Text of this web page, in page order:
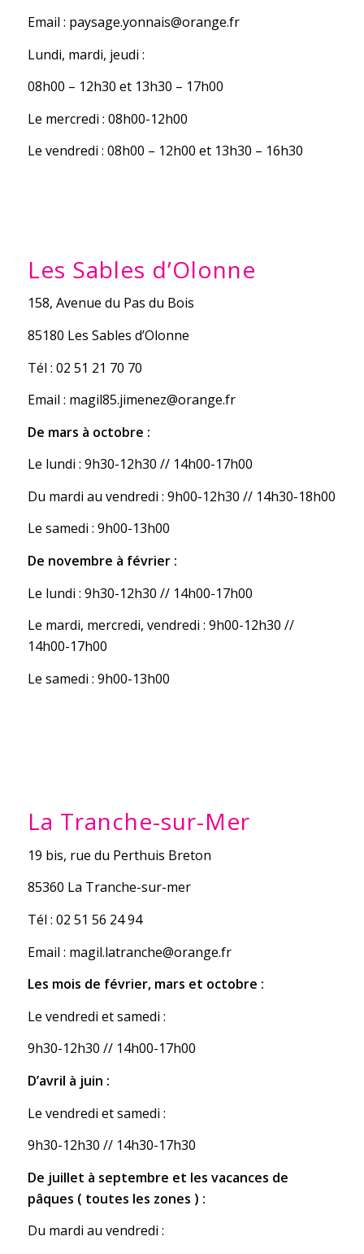
Email : paysage.yonnais@orange.fr
Lundi, mardi, jeudi :
08h00 – 12h30 et 13h30 – 17h00
Le mercredi : 08h00-12h00
Le vendredi : 08h00 – 12h00 et 13h30 – 16h30
Les Sables d’Olonne
158, Avenue du Pas du Bois
85180 Les Sables d’Olonne
Tél : 02 51 21 70 70
Email : magil85.jimenez@orange.fr
De mars à octobre :
Le lundi : 9h30-12h30 // 14h00-17h00
Du mardi au vendredi : 9h00-12h30 // 14h30-18h00
Le samedi : 9h00-13h00
De novembre à février :
Le lundi : 9h30-12h30 // 14h00-17h00
Le mardi, mercredi, vendredi : 9h00-12h30 //
14h00-17h00
Le samedi : 9h00-13h00
La Tranche-sur-Mer
19 bis, rue du Perthuis Breton
85360 La Tranche-sur-mer
Tél : 02 51 56 24 94
Email : magil.latranche@orange.fr
Les mois de février, mars et octobre :
Le vendredi et samedi :
9h30-12h30 // 14h00-17h00
D’avril à juin :
Le vendredi et samedi :
9h30-12h30 // 14h30-17h30
De juillet à septembre et les vacances de
pâques ( toutes les zones ) :
Du mardi au vendredi :